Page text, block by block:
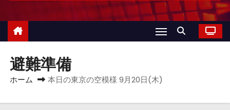
避難準備
ホーム 本日の東京の空模様 9月20日(木)